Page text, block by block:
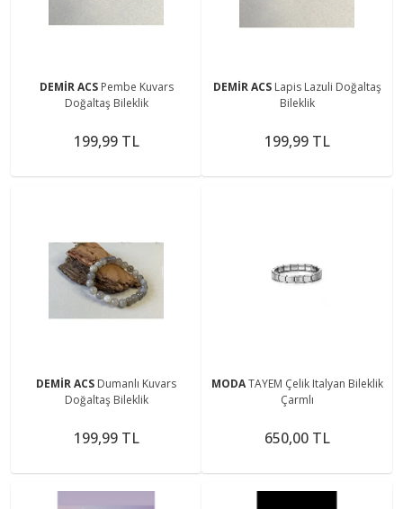
DEMİR ACS Pembe Kuvars
Doğaltaş Bileklik
199,99 TL
DEMİR ACS Lapis Lazuli Doğaltaş
Bileklik
199,99 TL
DEMİR ACS Dumanlı Kuvars
Doğaltaş Bileklik
199,99 TL
MODATAYEM Çelik Italyan Bileklik
Çarmlı
650,00 TL